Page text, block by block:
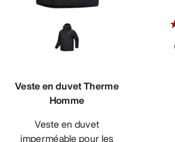
Veste en duvet Therme
Homme
Veste en duvet
imperméable pour les